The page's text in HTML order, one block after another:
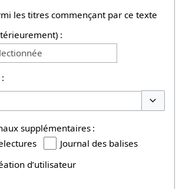
les titres commençant par ce texte
:
supplémentaires :
Journal des balises
d’utilisateur